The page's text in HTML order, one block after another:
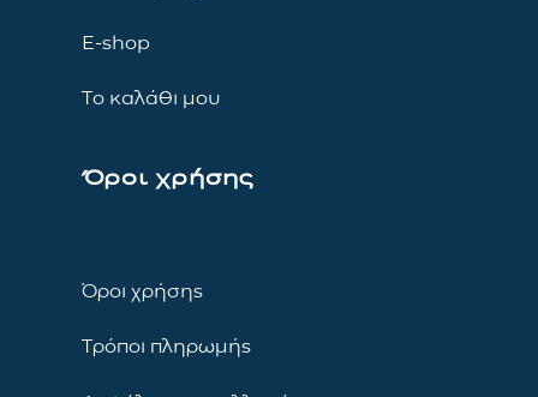
E-shop
Το καλάθι μου
Όροι χρήσης
Όροι χρήσης
Τρόποι πληρωμής